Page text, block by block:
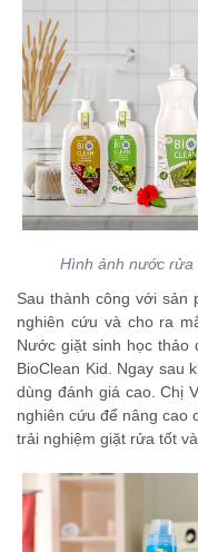
Hình ảnh nước rửa
Sau thành công với sản
nghiên cứu và cho ra
Nước giặt sinh học thảo
BioClean Kid. Ngay sau
dùng đánh giá cao. Chị
nghiên cứu để nâng cao
trải nghiệm giặt rửa tốt